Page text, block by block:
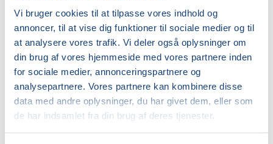
Vi bruger cookies til at tilpasse vores indhold og
annoncer, til at vise dig funktioner til sociale medier og til
at analysere vores trafik. Vi deler også oplysninger om
din brug af vores hjemmeside med vores partnere inden
for sociale medier, annonceringspartnere og
analysepartnere. Vores partnere kan kombinere disse
data med andre oplysninger, du har givet dem, eller som
de har indsamlet fra din brug af deres tjenester.
Almen
DKK 2.300,00
Info
Nummer
6376380